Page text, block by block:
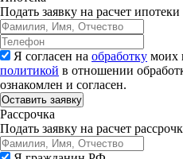
Подать заявку на расчет ипотеки
Я согласен на обработку моих
политикой в отношении
ознакомлен и согласен.
Рассрочка
Подать заявку на расчет